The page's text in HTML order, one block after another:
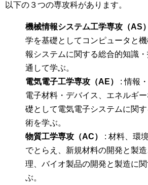
以下の３つの専攻科があります。
機械情報システム工学専攻（AS）
学を基礎としてコンピュータと
報システムに関する総合的知識
通して学ぶ。
電気電子工学専攻（AE）
: 情報
電子材料・デバイス、エネルギ
礎として電気電子システムに関
術を学ぶ。
物質工学専攻（AC）
: 材料、環
でとらえ、新規材料の開発と製
理、バイオ製品の開発と製造に
ぶ。